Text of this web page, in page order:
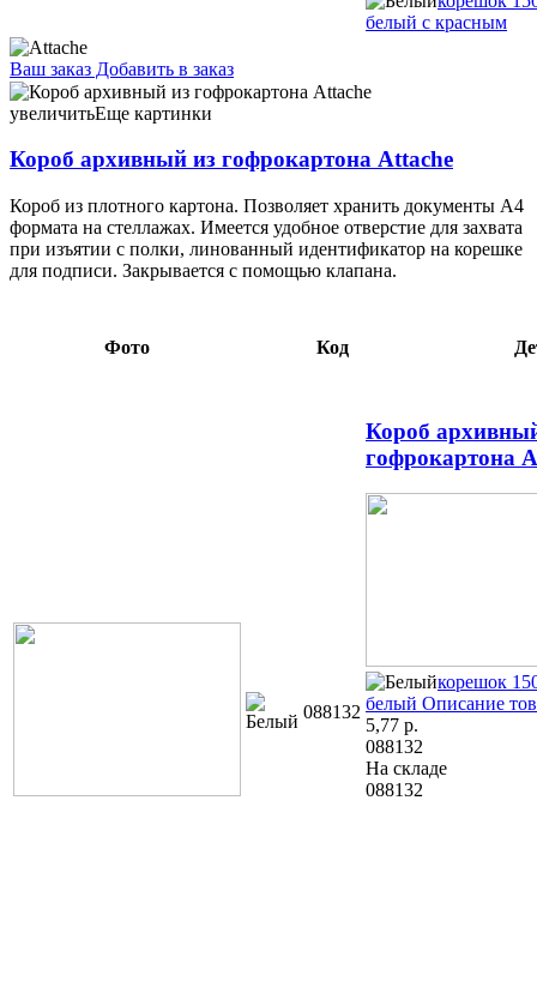
белый с красным
Ваш заказ Добавить в заказ
Короб архивный из гофрокартона Attache корешок 150 мм,
255×320×150 мм, белый 5,77 088132 корешок 200 мм,
увеличитьЕще картинки
Короб архивный из гофрокартона Attache
Короб из плотного картона. Позволяет хранить документы А4
формата на стеллажах. Имеется удобное отверстие для захвата
при изъятии с полки, линованный идентификатор на корешке
для подписи. Закрывается с помощью клапана.
Фото Код
088132
Короб
гофрокартона
корешок
белый Описание
5,77 р.
088132
На складе
088132